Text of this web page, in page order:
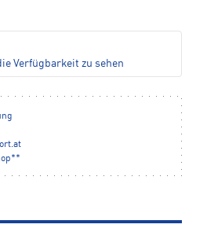
Verfügbarkeit zu sehen